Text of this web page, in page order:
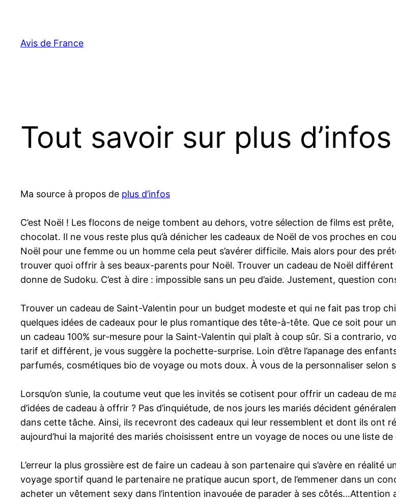
contenu
Avis de France
Tout savoir sur plus d’infos
Ma source à propos de plus d’infos
C’est Noël ! Les flocons de neige tombent au dehors, votre sélection de films est
chocolat. Il ne vous reste plus qu’à dénicher les cadeaux de Noël de vos proches en
Noël pour une femme ou un homme cela peut s’avérer difficile. Mais alors pour des
trouver quoi offrir à ses beaux-parents pour Noël. Trouver un cadeau de Noël différent
donne de Sudoku. C’est à dire : impossible sans un peu d’aide. Justement, question
Trouver un cadeau de Saint-Valentin pour un budget modeste et qui ne fait pas trop
quelques idées de cadeaux pour le plus romantique des tête-à-tête. Que ce soit pour
un cadeau 100% sur-mesure pour la Saint-Valentin qui plaît à coup sûr. Si a contrario,
tarif et différent, je vous suggère la pochette-surprise. Loin d’être l’apanage des
parfumés, cosmétiques bio de voyage ou mots doux. À vous de la personnaliser selon
Lorsqu’on s’unie, la coutume veut que les invités se cotisent pour offrir un cadeau de
d’idées de cadeau à offrir ? Pas d’inquiétude, de nos jours les mariés décident
dans cette tâche. Ainsi, ils recevront des cadeaux qui leur ressemblent et dont ils ont
aujourd’hui la majorité des mariés choisissent entre un voyage de noces ou une liste de
L’erreur la plus grossière est de faire un cadeau à son partenaire qui s’avère en réalité
voyage sportif quand le partenaire ne pratique aucun sport, de l’emmener dans un
acheter un vêtement sexy dans l’intention inavouée de parader à ses